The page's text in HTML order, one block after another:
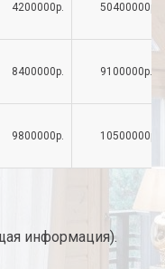
4200000р. 50400000р.
8400000р. 9100000р.
9800000р. 10500000р.
информация).